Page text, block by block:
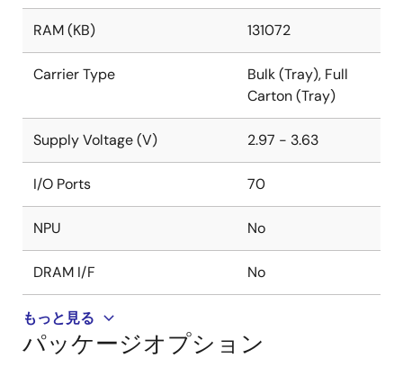
RAM (KB) 131072
Carrier Type
Bulk (Tray), Full
Carton (Tray)
Supply Voltage (V) 2.97 - 3.63
I/O Ports 70
NPU No
DRAM I/F No
もっと見る
パッケージオプション